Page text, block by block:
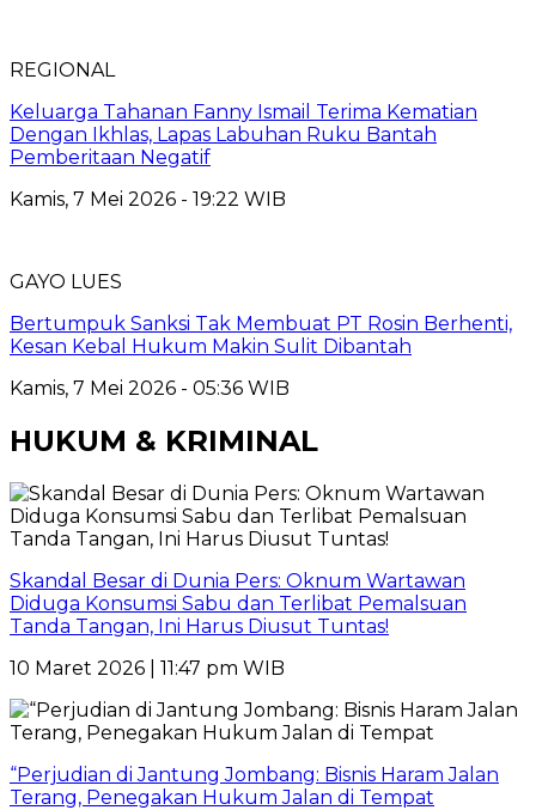
REGIONAL
Keluarga Tahanan Fanny Ismail Terima Kematian
Dengan Ikhlas, Lapas Labuhan Ruku Bantah
Pemberitaan Negatif
Kamis, 7 Mei 2026 - 19:22 WIB
GAYO LUES
Bertumpuk Sanksi Tak Membuat PT Rosin Berhenti,
Kesan Kebal Hukum Makin Sulit Dibantah
Kamis, 7 Mei 2026 - 05:36 WIB
HUKUM & KRIMINAL
Skandal Besar di Dunia Pers: Oknum Wartawan
Diduga Konsumsi Sabu dan Terlibat Pemalsuan
Tanda Tangan, Ini Harus Diusut Tuntas!
10 Maret 2026 | 11:47 pm WIB
“Perjudian di Jantung Jombang: Bisnis Haram Jalan
Terang, Penegakan Hukum Jalan di Tempat